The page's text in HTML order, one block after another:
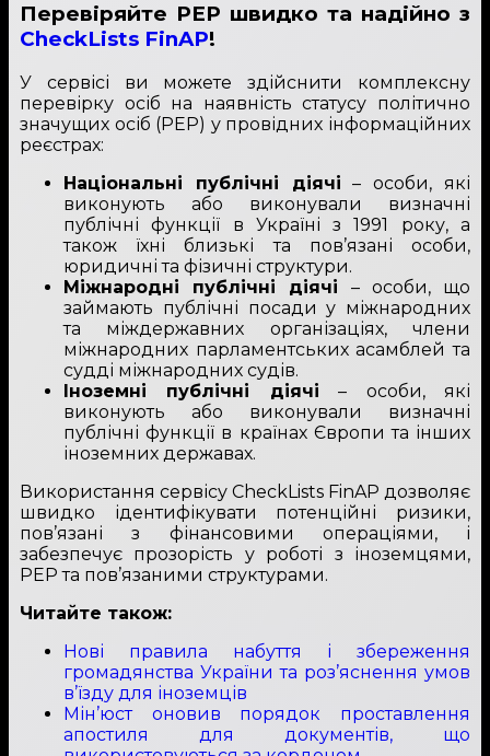
Перевіряйте PEP швидко та надійно з
CheckLists FinAP!
У сервісі ви можете здійснити комплексну
перевірку осіб на наявність статусу політично
значущих осіб (PEP) у провідних інформаційних
реєстрах:
Національні публічні діячі – особи, які
виконують або виконували визначні
публічні функції в Україні з 1991 року, а
також їхні близькі та пов’язані особи,
юридичні та фізичні структури.
Міжнародні публічні діячі – особи, що
займають публічні посади у міжнародних
та міждержавних організаціях, члени
міжнародних парламентських асамблей та
судді міжнародних судів.
Іноземні публічні діячі – особи, які
виконують або виконували визначні
публічні функції в країнах Європи та інших
іноземних державах.
Використання сервісу CheckLists FinAP дозволяє
швидко ідентифікувати потенційні ризики,
пов’язані з фінансовими операціями, і
забезпечує прозорість у роботі з іноземцями,
PEP та пов’язаними структурами.
Читайте також:
Нові правила набуття і збереження
громадянства України та роз’яснення умов
в’їзду для іноземців
Мін’юст оновив порядок проставлення
апостиля для документів, що